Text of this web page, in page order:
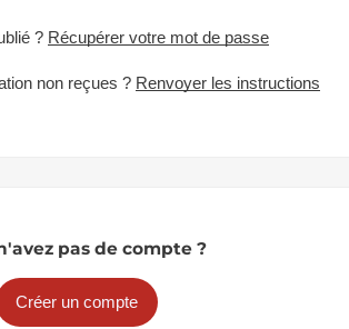
? Récupérer votre mot de passe
non reçues ? Renvoyer les instructions
pas de compte ?
Créer un compte